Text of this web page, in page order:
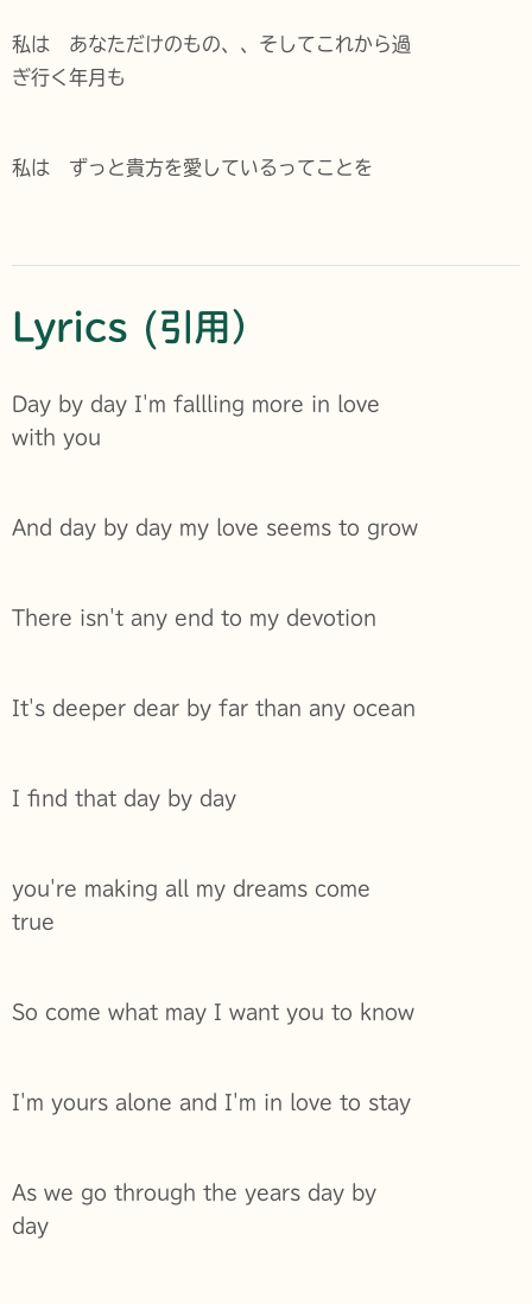
私は あなただけのもの、、そしてこれから過
ぎ行く年月も
私は ずっと貴方を愛しているってことを
Lyrics (引用）
Day by day I'm fallling more in love
with you
And day by day my love seems to grow
There isn't any end to my devotion
It's deeper dear by far than any ocean
I find that day by day
you're making all my dreams come
true
So come what may I want you to know
I'm yours alone and I'm in love to stay
As we go through the years day by
day